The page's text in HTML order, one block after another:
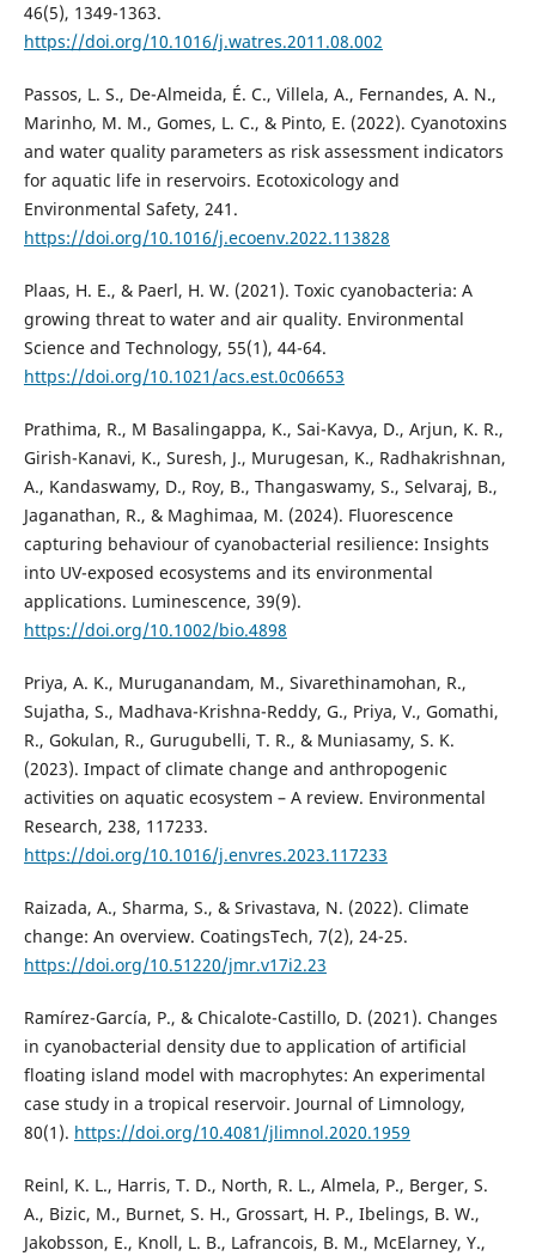
46(5), 1349-1363.
https://doi.org/10.1016/j.watres.2011.08.002
Passos, L. S., De-Almeida, É. C., Villela, A., Fernandes, A. N.,
Marinho, M. M., Gomes, L. C., & Pinto, E. (2022). Cyanotoxins
and water quality parameters as risk assessment indicators
for aquatic life in reservoirs. Ecotoxicology and
Environmental Safety, 241.
https://doi.org/10.1016/j.ecoenv.2022.113828
Plaas, H. E., & Paerl, H. W. (2021). Toxic cyanobacteria: A
growing threat to water and air quality. Environmental
Science and Technology, 55(1), 44-64.
https://doi.org/10.1021/acs.est.0c06653
Prathima, R., M Basalingappa, K., Sai-Kavya, D., Arjun, K. R.,
Girish-Kanavi, K., Suresh, J., Murugesan, K., Radhakrishnan,
A., Kandaswamy, D., Roy, B., Thangaswamy, S., Selvaraj, B.,
Jaganathan, R., & Maghimaa, M. (2024). Fluorescence
capturing behaviour of cyanobacterial resilience: Insights
into UV-exposed ecosystems and its environmental
applications. Luminescence, 39(9).
https://doi.org/10.1002/bio.4898
Priya, A. K., Muruganandam, M., Sivarethinamohan, R.,
Sujatha, S., Madhava-Krishna-Reddy, G., Priya, V., Gomathi,
R., Gokulan, R., Gurugubelli, T. R., & Muniasamy, S. K.
(2023). Impact of climate change and anthropogenic
activities on aquatic ecosystem – A review. Environmental
Research, 238, 117233.
https://doi.org/10.1016/j.envres.2023.117233
Raizada, A., Sharma, S., & Srivastava, N. (2022). Climate
change: An overview. CoatingsTech, 7(2), 24-25.
https://doi.org/10.51220/jmr.v17i2.23
Ramírez-García, P., & Chicalote-Castillo, D. (2021). Changes
in cyanobacterial density due to application of artificial
floating island model with macrophytes: An experimental
case study in a tropical reservoir. Journal of Limnology,
80(1). https://doi.org/10.4081/jlimnol.2020.1959
Reinl, K. L., Harris, T. D., North, R. L., Almela, P., Berger, S.
A., Bizic, M., Burnet, S. H., Grossart, H. P., Ibelings, B. W.,
Jakobsson, E., Knoll, L. B., Lafrancois, B. M., McElarney, Y.,